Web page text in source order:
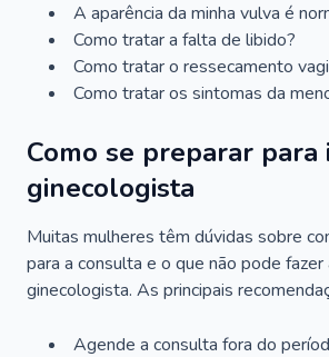
A aparência da minha vulva é
Como tratar a falta de libido?
Como tratar o ressecamento
Como tratar os sintomas da
Como se preparar para
ginecologista
Muitas mulheres têm dúvidas sobre
para a consulta e o que não pode
ginecologista. As principais
Agende a consulta fora do